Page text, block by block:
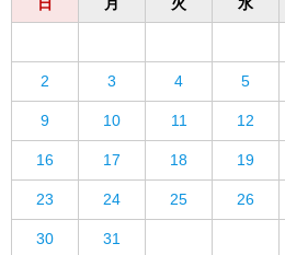
日 月 火 水
2 3 4 5
9 10 11 12
16 17 18 19
23 24 25 26
30 31